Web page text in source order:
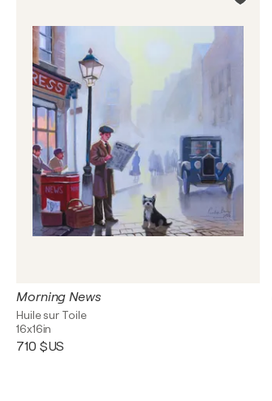
Morning News
Huile sur Toile
16x16in
710 $US